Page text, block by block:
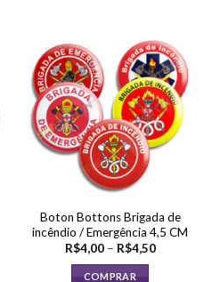
Boton Bottons Brigada de
incêndio / Emergência 4,5 CM
R$4,00 – R$4,50Faixa
COMPRAR